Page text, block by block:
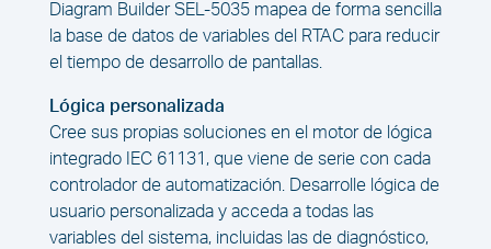
Diagram Builder SEL-5035 mapea de forma sencilla
la base de datos de variables del RTAC para reducir
el tiempo de desarrollo de pantallas.
Lógica personalizada
Cree sus propias soluciones en el motor de lógica
integrado IEC 61131, que viene de serie con cada
controlador de automatización. Desarrolle lógica de
usuario personalizada y acceda a todas las
variables del sistema, incluidas las de diagnóstico,